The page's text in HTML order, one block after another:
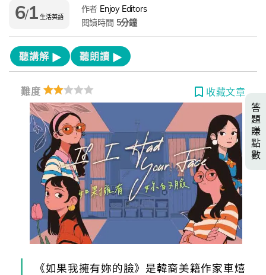
6/1 生活英語
作者 Enjoy Editors
閱讀時間 5分鐘
聽講解 聽朗讀
難度 收藏文章
《如果我擁有妳的臉》是韓裔美籍作家車熺
答
題
賺
點
數